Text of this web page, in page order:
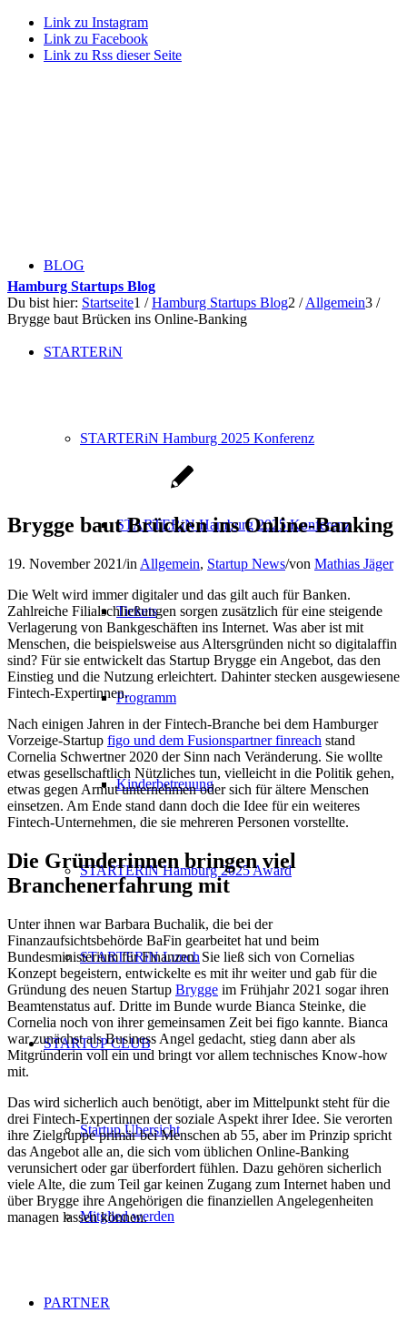
Link zu Instagram
Link zu Facebook
Link zu Rss dieser Seite
BLOG
STARTERiN
STARTERiN Hamburg 2025 Konferenz
STARTERiN Hamburg 2025 Konferenz
Tickets
Programm
Kinderbetreuung
STARTERiN Hamburg 2025 Award
STARTERiN Lunch
STARTUP CLUB
Startup Übersicht
Mitglied werden
PARTNER
Hamburg Startups Blog
Du bist hier: Startseite1 / Hamburg Startups Blog2 / Allgemein3 /
Brygge baut Brücken ins Online-Banking
Brygge baut Brücken ins Online-Banking
19. November 2021/in Allgemein, Startup News/von Mathias Jäger
Die Welt wird immer digitaler und das gilt auch für Banken.
Zahlreiche Filialschließungen sorgen zusätzlich für eine steigende
Verlagerung von Bankgeschäften ins Internet. Was aber ist mit
Menschen, die beispielsweise aus Altersgründen nicht so digitalaffin
sind? Für sie entwickelt das Startup Brygge ein Angebot, das den
Einstieg und die Nutzung erleichtert. Dahinter stecken ausgewiesene
Fintech-Expertinnen.
Nach einigen Jahren in der Fintech-Branche bei dem Hamburger
Vorzeige-Startup figo und dem Fusionspartner finreach stand
Cornelia Schwertner 2020 der Sinn nach Veränderung. Sie wollte
etwas gesellschaftlich Nützliches tun, vielleicht in die Politik gehen,
etwas gegen Armut unternehmen oder sich für ältere Menschen
einsetzen. Am Ende stand dann doch die Idee für ein weiteres
Fintech-Unternehmen, die sie mehreren Personen vorstellte.
Die Gründerinnen bringen viel
Branchenerfahrung mit
Unter ihnen war Barbara Buchalik, die bei der
Finanzaufsichtsbehörde BaFin gearbeitet hat und beim
Bundesministerium für Finanzen. Sie ließ sich von Cornelias
Konzept begeistern, entwickelte es mit ihr weiter und gab für die
Gründung des neuen Startup Brygge im Frühjahr 2021 sogar ihren
Beamtenstatus auf. Dritte im Bunde wurde Bianca Steinke, die
Cornelia noch von ihrer gemeinsamen Zeit bei figo kannte. Bianca
war zunächst als Business Angel gedacht, stieg dann aber als
Mitgründerin voll ein und bringt vor allem technisches Know-how
mit.
Das wird sicherlich auch benötigt, aber im Mittelpunkt steht für die
drei Fintech-Expertinnen der soziale Aspekt ihrer Idee. Sie verorten
ihre Zielgruppe primär bei Menschen ab 55, aber im Prinzip spricht
das Angebot alle an, die sich vom üblichen Online-Banking
verunsichert oder gar überfordert fühlen. Dazu gehören sicherlich
viele Alte, die zum Teil gar keinen Zugang zum Internet haben und
über Brygge ihre Angehörigen die finanziellen Angelegenheiten
managen lassen können.